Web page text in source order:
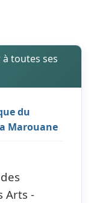
toutes ses
du
Marouane
Arts -